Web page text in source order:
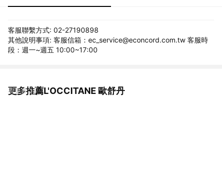
客服聯繫方式: 02-27190898
其他說明事項: 客服信箱：ec_service@econcord.com.tw 客服時
段：週一~週五 10:00~17:00
更多推薦L'OCCITANE 歐舒丹
看更多